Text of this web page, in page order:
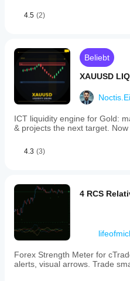
4.5 (2)
Beliebt
XAUUSD
ICT liquidity engine for Gold:
& projects the next target. Now
4.3 (3)
4 RCS
Forex Strength Meter for
alerts, visual arrows. Trade